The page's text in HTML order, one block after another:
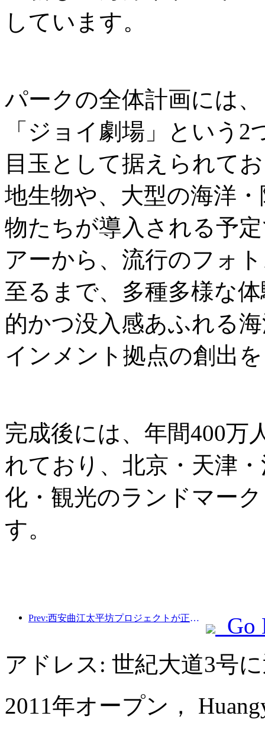
しています。
パークの全体計画には
「ジョイ劇場」という
目玉として据えられて
地生物や、大型の海洋
物たちが導入される予
アーから、流行のフォ
至るまで、多種多様な
的かつ没入感あふれる
インメント拠点の創出
完成後には、年間400万
れており、北京・天津
化・観光のランドマー
す。
Prev:西安曲江太平坊プロジェクトが正式に着工し、総建築面積は13万7000平方メートルとなる。
Go
アドレス: 世紀大道3号
2011年オープン，